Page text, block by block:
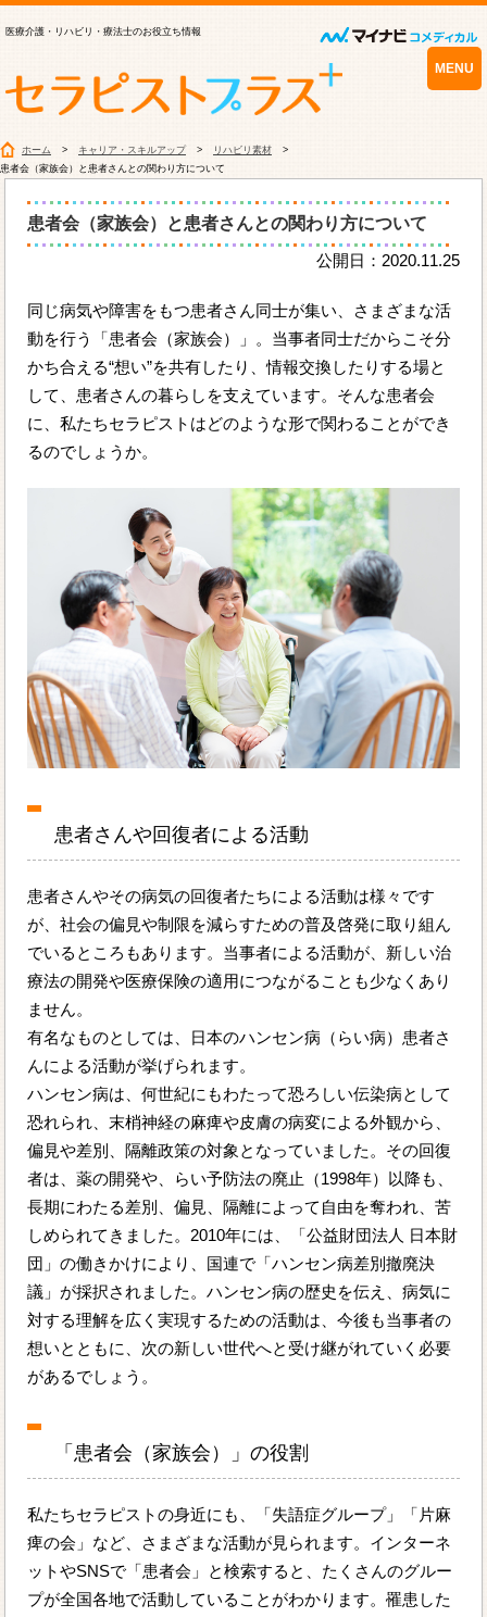
医療介護・リハビリ・療法士のお役立ち情報
MENU
ホーム キャリア・スキルアップ
リハビリ素材
患者会（家族会）と患者さんとの関わり方について
患者会（家族会）と患者さんとの関わり方について
公開日：2020.11.25
同じ病気や障害をもつ患者さん同士が集い、さまざまな活
動を行う「患者会（家族会）」。当事者同士だからこそ分
かち合える“想い”を共有したり、情報交換したりする場と
して、患者さんの暮らしを支えています。そんな患者会
に、私たちセラピストはどのような形で関わることができ
るのでしょうか。
患者さんや回復者による活動
患者さんやその病気の回復者たちによる活動は様々です
が、社会の偏見や制限を減らすための普及啓発に取り組ん
でいるところもあります。当事者による活動が、新しい治
療法の開発や医療保険の適用につながることも少なくあり
ません。
有名なものとしては、日本のハンセン病（らい病）患者さ
んによる活動が挙げられます。
ハンセン病は、何世紀にもわたって恐ろしい伝染病として
恐れられ、末梢神経の麻痺や皮膚の病変による外観から、
偏見や差別、隔離政策の対象となっていました。その回復
者は、薬の開発や、らい予防法の廃止（1998年）以降も、
長期にわたる差別、偏見、隔離によって自由を奪われ、苦
しめられてきました。2010年には、「公益財団法人 日本財
団」の働きかけにより、国連で「ハンセン病差別撤廃決
議」が採択されました。ハンセン病の歴史を伝え、病気に
対する理解を広く実現するための活動は、今後も当事者の
想いとともに、次の新しい世代へと受け継がれていく必要
があるでしょう。
「患者会（家族会）」の役割
私たちセラピストの身近にも、「失語症グループ」「片麻
痺の会」など、さまざまな活動が見られます。インターネ
ットやSNSで「患者会」と検索すると、たくさんのグルー
プが全国各地で活動していることがわかります。罹患した